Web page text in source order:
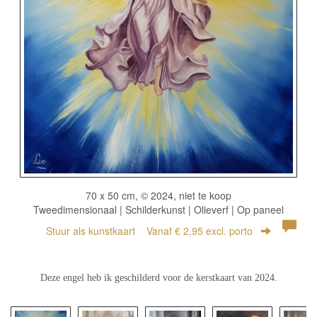
70 x 50 cm, © 2024, niet te koop
Tweedimensionaal | Schilderkunst | Olieverf | Op paneel
Stuur als kunstkaart Vanaf € 2,95 excl. porto
Deze engel heb ik geschilderd voor de kerstkaart van 2024.